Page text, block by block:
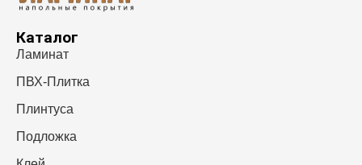
Каталог
Ламинат
ПВХ-Плитка
Плинтуса
Подложка